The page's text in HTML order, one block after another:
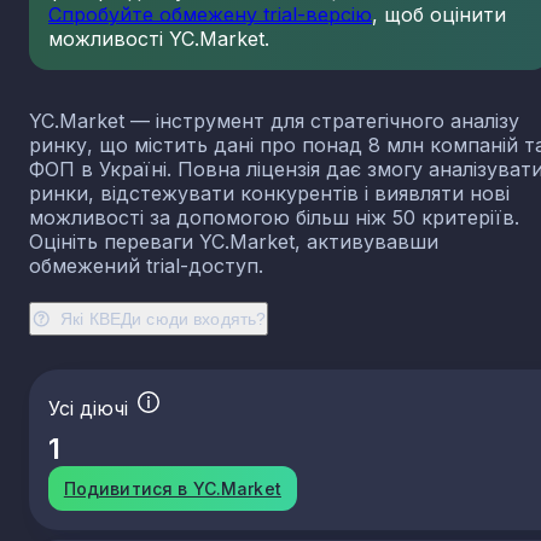
Які КВЕДи сюди входять?
Спробуйте обмежену trial-версію, щоб оцінити
можливості YC.Market.
YC.Market — інструмент для стратегічного аналізу
ринку, що містить дані про понад 8 млн компаній
ФОП в Україні. Повна ліцензія дає змогу
ринки, відстежувати конкурентів і виявляти нові
можливості за допомогою більш ніж 50 критеріїв.
Оцініть переваги YC.Market, активувавши
обмежений trial-доступ.
Усі діючі
1
Подивитися в YC.Market
23.13 Виробництво порожнистого скла
23.14 Виробництво скловолокна
23.20 Виробництво вогнетривких виробів
23.31 Виробництво керамічних плиток і плит
23.32 Виробництво цегли, черепиці та інших
виробів із випаленої глини
Виробництво господарських і декоративних
керамічних виробів
23.42 Виробництво керамічних санітарно-технічних
виробів
23.44 Виробництво інших керамічних виробів
23.49 Виробництво інших керамічних виробів
23.51 Виробництво цементу